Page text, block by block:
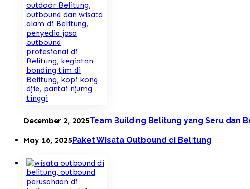
December 2, 2025Team Building Belitung yang Seru dan
May 16, 2025 Paket Wisata Outbound di Belitung